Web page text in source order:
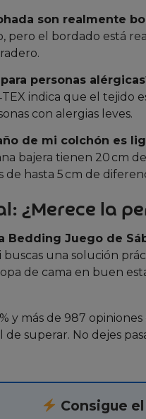
son realmente
pero el bordado está
personas
indica que el
con alergias leves.
de mi colchón es
bajera tienen 20
de hasta 5 cm de
¿Merece la
Bedding Juego de
buscas una solución
de cama en buen
y más de 987
de superar. No dejes
Consigue